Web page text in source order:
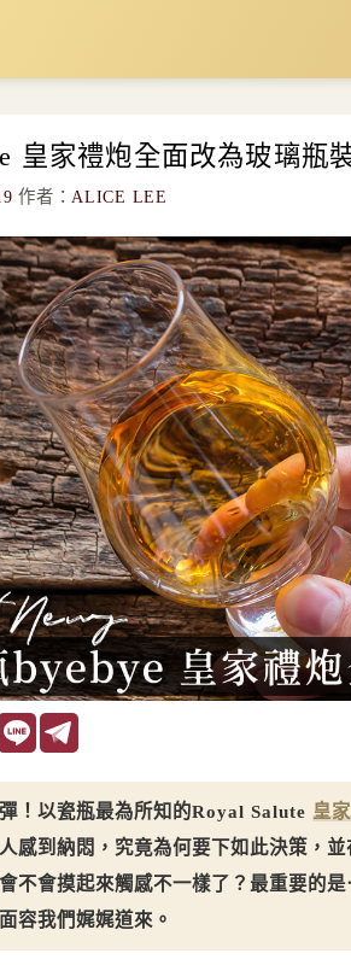
皇家禮炮全面改為玻璃瓶
作者： ALICE LEE
！以瓷瓶最為所知的Royal Salute 皇
感到納悶，究竟為何要下如此決策，
不會摸起來觸感不一樣了？最重要的
容我們娓娓道來。